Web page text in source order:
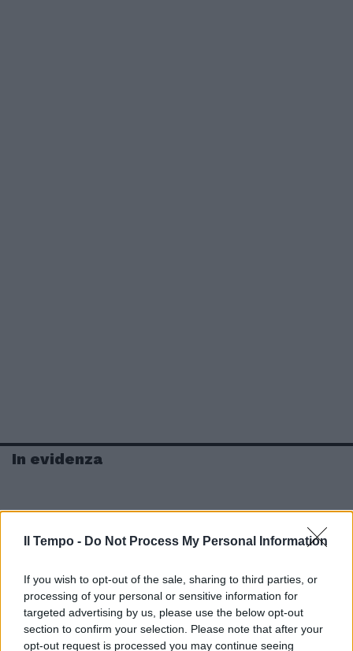
Il Tempo - Do Not Process My Personal Information
If you wish to opt-out of the sale, sharing to third parties, or
processing of your personal or sensitive information for
targeted advertising by us, please use the below opt-out
section to confirm your selection. Please note that after your
opt-out request is processed you may continue seeing
In evidenza